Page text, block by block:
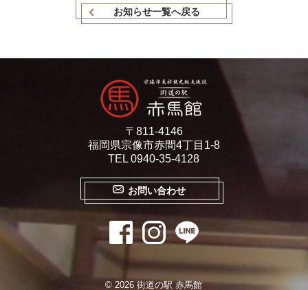
t
お知らせ一覧へ戻る
〒811-4146
福岡県宗像市赤間4丁目1-8
TEL 0940-35-4128
お問い合わせ
© 2026 街道の駅 赤馬館